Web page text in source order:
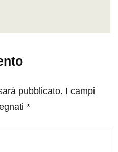
pubblicato. I campi
*